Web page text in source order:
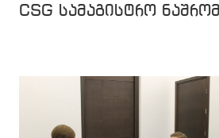
CSG სამაგისტრო